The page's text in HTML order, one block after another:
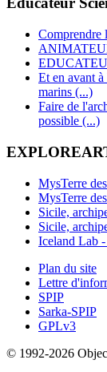
Comprendre
Et en avant à
marins (...)
Faire de
possible (...)
MysTerre
MysTerre
Sicile,
Sicile,
Iceland Lab
Plan du site
Lettre
SPIP
Sarka-SPIP
GPLv3
© 1992-2026